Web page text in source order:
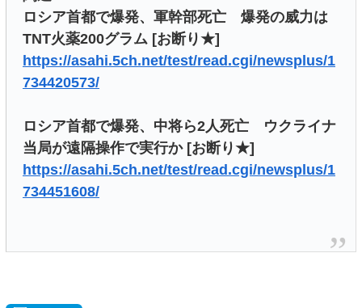
ロシア首都で爆発、軍幹部死亡 爆発の威力は
TNT火薬200グラム [お断り★]
https://asahi.5ch.net/test/read.cgi/newsplus/1
734420573/
ロシア首都で爆発、中将ら2人死亡 ウクライナ
当局が遠隔操作で実行か [お断り★]
https://asahi.5ch.net/test/read.cgi/newsplus/1
734451608/